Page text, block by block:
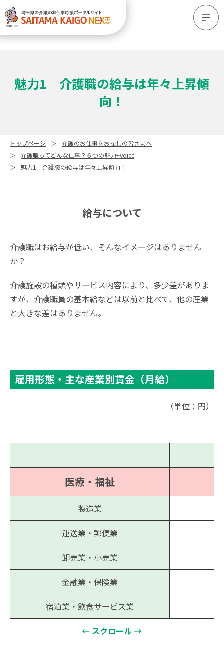
魅力1 介護職の給与は年々上昇傾
向！
トップページ
介護のお仕事をお探しの皆さまへ
介護職ってどんな仕事？６つの魅力+voice
魅力1 介護職の給与は年々上昇傾向！
給与について
介護職はお給与が低い、そんなイメージはありません
か？
介護施設の種類やサービス内容により、多少差がありま
すが、介護職員の基本給などは以前と比べて、他の産業
と大きな差はありません。
雇用形態・主な産業別賃金（月給）
（単位：円）
医療・福祉
製造業
運送業・郵便業
卸売業・小売業
金融業・保険業
宿泊業・飲食サービス業